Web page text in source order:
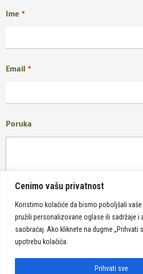
Cenimo vašu privatnost
Koristimo kolačiće da bismo poboljšali
pružili personalizovane oglase ili sadržaje i
saobraćaj. Ako kliknete na dugme „Prihvati
upotrebu kolačića.
Prihvati sve
Ime *
Email *
Poruka
Pošalji